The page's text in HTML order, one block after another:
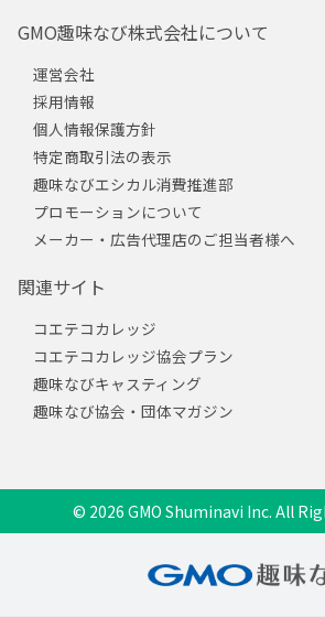
GMO趣味なび株式会社について
運営会社
採用情報
個人情報保護方針
特定商取引法の表示
趣味なびエシカル消費推進部
プロモーションについて
メーカー・広告代理店のご担当者様へ
関連サイト
コエテコカレッジ
コエテコカレッジ協会プラン
趣味なびキャスティング
趣味なび協会・団体マガジン
© 2026 GMO Shuminavi Inc. All